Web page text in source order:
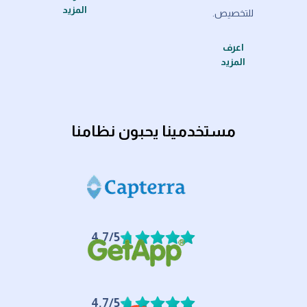
للتخصيص.
اعرف
المزيد
المزيد
مستخدمينا يحبون نظامنا
4.7/5
4.7/5